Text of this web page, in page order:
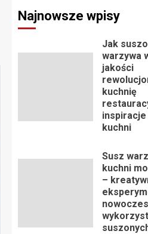
Najnowsze wpisy
Jak
warzywa
jakości
kuchnię
kuchni
Susz
kuchni
–